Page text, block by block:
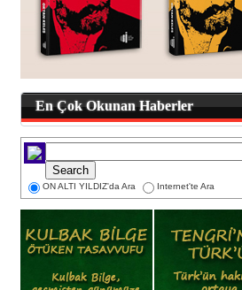
En Çok Okunan Haberler
ON ALTI YILDIZ'da Ara Internet'te Ara